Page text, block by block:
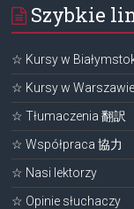
Szybkie
☆ Kursy w
☆ Kursy w Warszawie
☆ Tłumaczenia 翻訳
☆ Współpraca 協力
☆ Nasi lektorzy
☆ Opinie słuchaczy